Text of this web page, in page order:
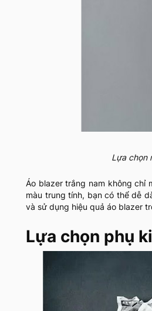
Lựa chọn
Áo blazer trắng nam không chỉ
màu trung tính, bạn có thể dễ
và sử dụng hiệu quả áo blazer
Lựa chọn phụ